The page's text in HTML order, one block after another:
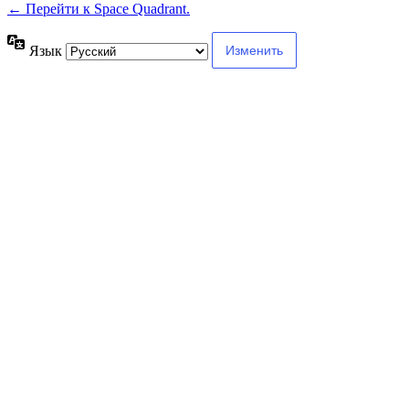
← Перейти к Space Quadrant.
Язык